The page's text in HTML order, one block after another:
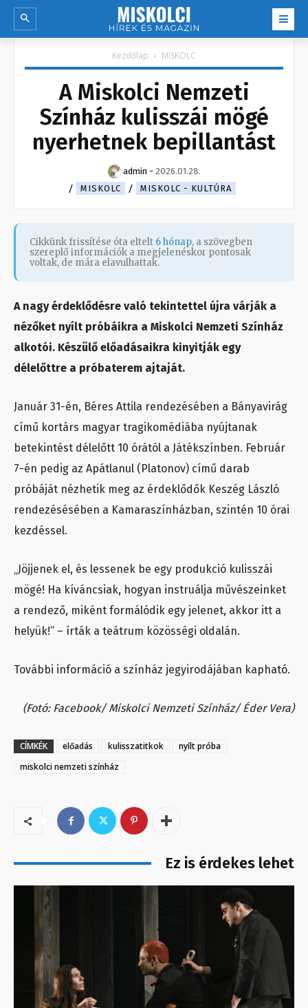
Kezdőlap MISKOLC
A Miskolci Nemzeti
Színház kulisszái mögé
nyerhetnek bepillantást
admin - 2026.01.28.
MISKOLC
MISKOLC - KULTÚRA
Cikkünk frissítése óta eltelt 6 hónap, a szövegben
szereplő információk a megjelenéskor pontosak
voltak, de mára elavulhattak.
A nagy érdeklődésre való tekintettel újra várják a
nézőket nyílt próbáikra a Miskolci Nemzeti Színház
alkotói. Készülő előadásaikra kinyitják egy
délelőttre a próbaterem ajtaját.
Január 31-én, Béres Attila rendezésében a Bányavirág
című kortárs magyar tragikomédiába nyújtanak
betekintést délelőtt 10 órától a Játékszínben. Február
7-én pedig az Apátlanul (Platonov) című darab
próbáját nézhetik meg az érdeklődők Keszég László
rendezésésében a Kamaraszínházban, szintén 10 órai
kezdéssel.
„Jöjjenek el, és lessenek be egy produkció kulisszái
mögé! Ha kíváncsiak, hogyan instruálja művészeinket
a rendező, miként formálódik egy jelenet, akkor itt a
helyük!” – írták a teátrum közösségi oldalán.
További információ a színház jegyirodájában kapható.
(Fotó: Facebook/ Miskolci Nemzeti Színház/ Éder Vera)
CÍMKÉK előadás kulisszatitkok
nyílt próba
miskolci nemzeti színház
Ez is érdekes lehet